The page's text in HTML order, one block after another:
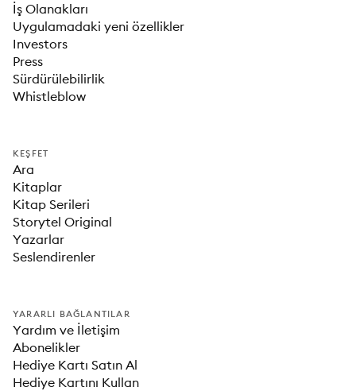
İş Olanakları
Uygulamadaki yeni özellikler
Investors
Press
Sürdürülebilirlik
Whistleblow
KEŞFET
Ara
Kitaplar
Kitap Serileri
Storytel Original
Yazarlar
Seslendirenler
YARARLI BAĞLANTILAR
Yardım ve İletişim
Abonelikler
Hediye Kartı Satın Al
Hediye Kartını Kullan